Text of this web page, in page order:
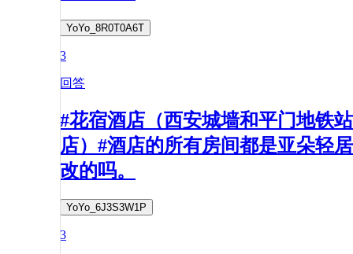
YoYo_8R0T0A6T
3
回答
#花宿酒店（西安城墙和平门地铁站
店）#酒店的所有房间都是亚朵轻居
改的吗。
YoYo_6J3S3W1P
3